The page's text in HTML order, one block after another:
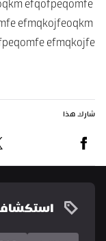
efqofpeqomfe
efmqkojfeoqkm
efmqkojfe
شارك هذا
استكشاف